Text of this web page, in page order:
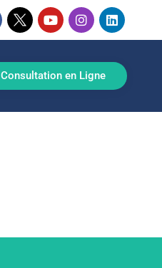
Consultation en Ligne